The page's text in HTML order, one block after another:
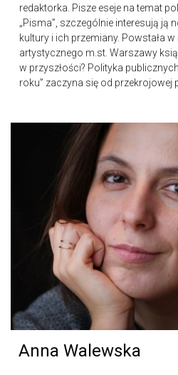
redaktorka. Pisze eseje na temat
„Pisma”, szczególnie interesują ją
kultury i ich przemiany. Powstała
artystycznego m.st. Warszawy
w przyszłości? Polityka
roku” zaczyna się od przekrojowej
Anna Walewska